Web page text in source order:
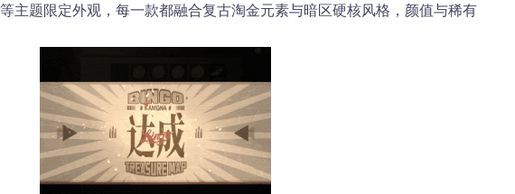
主题限定外观，每一款都融合复古淘金元素与暗区硬核风格，颜值与稀有